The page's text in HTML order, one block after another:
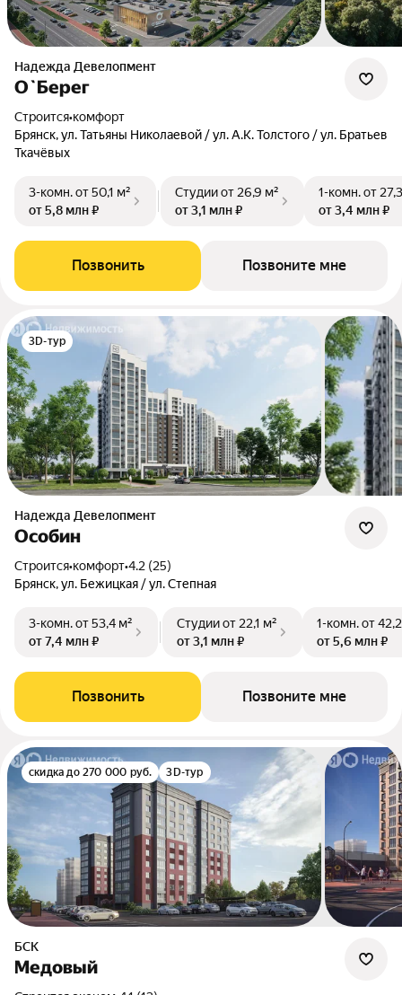
Надежда Девелопмент
О`Берег
Строится•комфорт
Брянск, ул. Татьяны Николаевой / ул. А.К. Толстого / ул. Братьев
Ткачёвых
3-комн.от 50,1 м²
от 5,8 млн ₽
Студииот 26,9 м²
от 3,1 млн ₽
1-комн.от
от 3,4 млн ₽
Позвонить Позвоните мне
3D-тур
Надежда Девелопмент
Особин
Строится•комфорт•4.2 (25)
Брянск, ул. Бежицкая / ул. Степная
3-комн.от 53,4 м²
от 7,4 млн ₽
Студииот 22,1 м²
от 3,1 млн ₽
1-комн.от
от 5,6 млн ₽
Позвонить Позвоните мне
скидка до 270 000 руб. 3D-тур
БСК
Медовый